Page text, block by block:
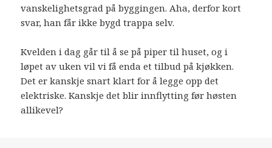
vanskelighetsgrad på byggingen. Aha, derfor kort
svar, han får ikke bygd trappa selv.
Kvelden i dag går til å se på piper til huset, og i
løpet av uken vil vi få enda et tilbud på kjøkken.
Det er kanskje snart klart for å legge opp det
elektriske. Kanskje det blir innflytting før høsten
allikevel?